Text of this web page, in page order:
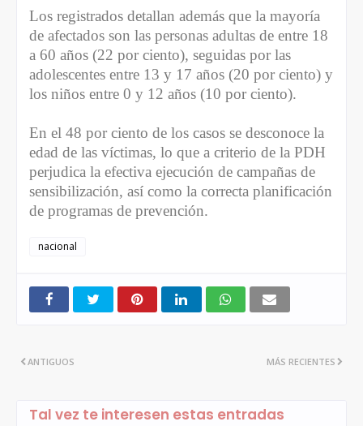
Los registrados detallan además que la mayoría
de afectados son las personas adultas de entre 18
a 60 años (22 por ciento), seguidas por las
adolescentes entre 13 y 17 años (20 por ciento) y
los niños entre 0 y 12 años (10 por ciento).
En el 48 por ciento de los casos se desconoce la
edad de las víctimas, lo que a criterio de la PDH
perjudica la efectiva ejecución de campañas de
sensibilización, así como la correcta planificación
de programas de prevención.
nacional
MÁS RECIENTES
ANTIGUOS
Tal vez te interesen estas entradas